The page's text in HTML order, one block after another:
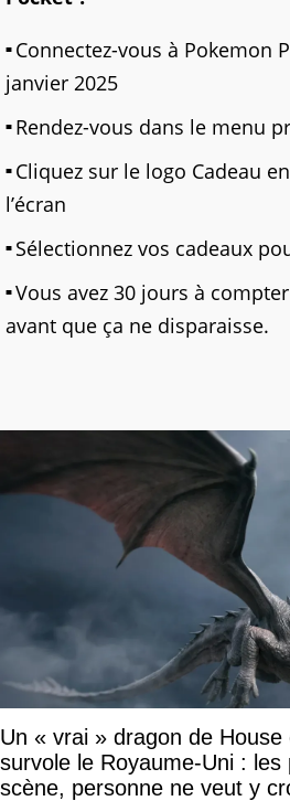
Connectez-vous à Pokemon
janvier 2025
Rendez-vous dans le menu
Cliquez sur le logo Cadeau
l’écran
Sélectionnez vos cadeaux
Vous avez 30 jours à
avant que ça ne disparaisse.
Un « vrai » dragon de House
survole le Royaume-Uni :
scène, personne ne veut y